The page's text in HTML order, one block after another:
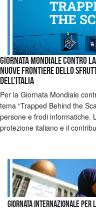
GIORNATA MONDIALE CONTRO
NUOVE FRONTIERE DELLO
DELL’ITALIA
Per la Giornata Mondiale
tema “Trapped Behind the
persone e frodi informatiche.
protezione italiano e il
Giornata Internazionale per